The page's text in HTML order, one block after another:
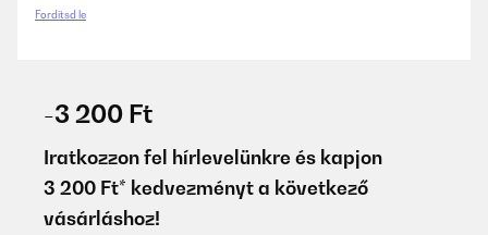
Fordítsd le
-3 200 Ft
Iratkozzon fel hírlevelünkre és kapjon
3 200 Ft* kedvezményt a következő
vásárláshoz!